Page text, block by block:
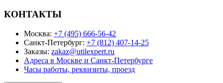
КОНТАКТЫ
Москва: +7 (495) 666-56-42
Санкт-Петербург: +7 (812) 407-14-25
Заказы: zakaz@utilexpert.ru
Адреса в Москве и Санкт-Петербурге
Часы работы, реквизиты, проезд